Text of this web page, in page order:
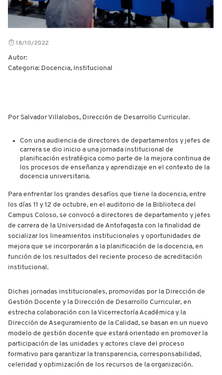
18/10/2022
Autor:
Categoria: Docencia, Institucional
Por Salvador Villalobos, Dirección de Desarrollo Curricular.
Con una audiencia de directores de departamentos y jefes de
carrera se dio inicio a una jornada institucional de
planificación estratégica como parte de la mejora continua de
los procesos de enseñanza y aprendizaje en el contexto de la
docencia universitaria.
Para enfrentar los grandes desafíos que tiene la docencia, entre
los días 11 y 12 de octubre, en el auditorio de la Biblioteca del
Campus Coloso, se convocó a directores de departamento y jefes
de carrera de la Universidad de Antofagasta con la finalidad de
socializar los lineamientos institucionales y oportunidades de
mejora que se incorporarán a la planificación de la docencia, en
función de los resultados del reciente proceso de acreditación
institucional.
Dichas jornadas institucionales, promovidas por la Dirección de
Gestión Docente y la Dirección de Desarrollo Curricular, en
estrecha colaboración con la Vicerrectoría Académica y la
Dirección de Aseguramiento de la Calidad, se basan en un nuevo
modelo de gestión docente que estará orientado en promover la
participación de las unidades y actores clave del proceso
formativo para garantizar la transparencia, corresponsabilidad,
celeridad y optimización de los recursos de la organización.